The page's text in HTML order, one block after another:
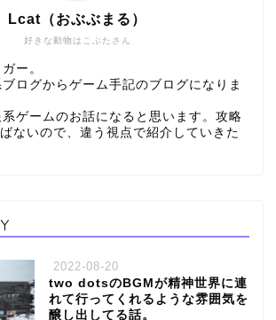
好きな動物はこぶたさん
Lcat（おぶぶまる）
ー。
ログからゲーム手記のブログになりま
ゲームのお話になると思います。攻略
ないので、違う視点で紹介していきた
2022-08-20
two dotsのBGMが精神世界に連
れて行ってくれるような雰囲気を
醸し出してる話。